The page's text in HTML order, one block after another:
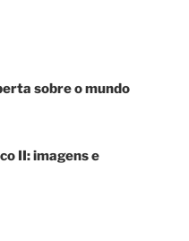
sobre o mundo
II: imagens e